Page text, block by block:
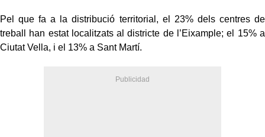
Pel que fa a la distribució territorial, el 23% dels centres de
treball han estat localitzats al districte de l’Eixample; el 15% a
Ciutat Vella, i el 13% a Sant Martí.